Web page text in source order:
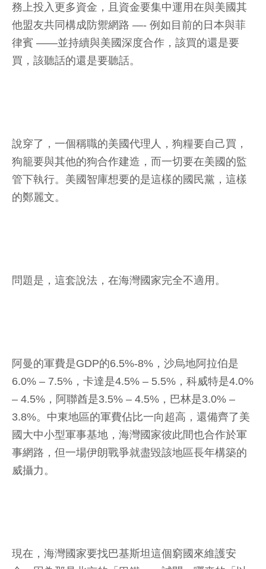
務上投入更多資金，且資金要集中運用在與美國其
他盟友共同構成防禦網路 —- 例如目前的日本與菲
律賓 ——並持續與美國深度合作，該買的還是要
買，該聽話的還是要聽話。
說穿了，一個稱職的美國代理人，狗糧要自己買，
狗籠要與其他的狗合作建造，而一切要在美國的監
管下執行。美國智庫想要的是這樣的國民黨，這樣
的鄭麗文。
問題是，這套說法，在海灣國家完全不適用。
阿曼的軍費是GDP的6.5%-8%，沙烏地阿拉伯是
6.0% – 7.5%，卡達是4.5% – 5.5%，科威特是4.0%
– 4.5%，阿聯酋是3.5% – 4.5%，巴林是3.0% –
3.8%。中東地區的軍費佔比一向超高，還備齊了美
國大中小型軍事基地，海灣國家彼此間也合作於軍
事網路，但一場伊朗戰爭就盡毀該地區長年構築的
威攝力。
現在，海灣國家要找巴基斯坦這個窮國來維護安